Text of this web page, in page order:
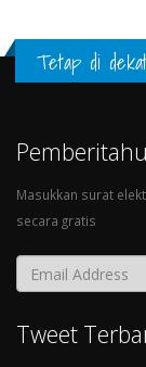
Tetap di
Masukkan surat
secara gratis
Tweet